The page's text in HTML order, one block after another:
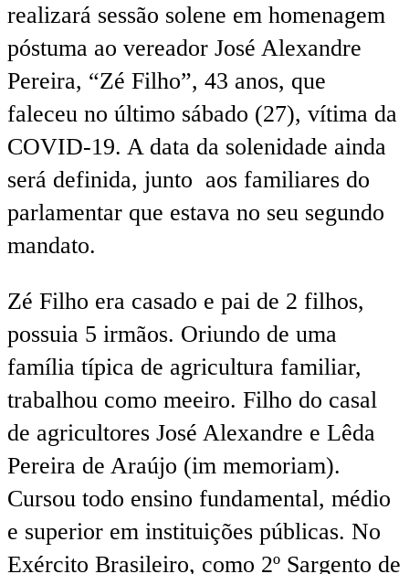
realizará sessão solene em homenagem
póstuma ao vereador José Alexandre
Pereira, “Zé Filho”, 43 anos, que
faleceu no último sábado (27), vítima da
COVID-19. A data da solenidade ainda
será definida, junto aos familiares do
parlamentar que estava no seu segundo
mandato.
Zé Filho era casado e pai de 2 filhos,
possuia 5 irmãos. Oriundo de uma
família típica de agricultura familiar,
trabalhou como meeiro. Filho do casal
de agricultores José Alexandre e Lêda
Pereira de Araújo (im memoriam).
Cursou todo ensino fundamental, médio
e superior em instituições públicas. No
Exército Brasileiro, como 2º Sargento de